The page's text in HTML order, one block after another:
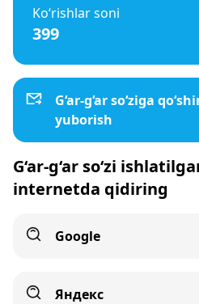
Ko‘rishlar soni
399
G‘ar-g‘ar so‘ziga
yuborish
G‘ar-g‘ar so‘zi
internetda qidiring
Google
Яндекс